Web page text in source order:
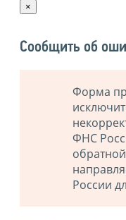
×
Сообщить об
Форма
ФНС
России